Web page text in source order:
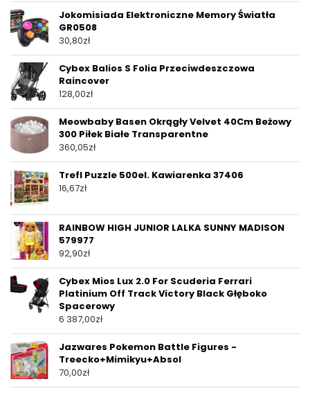
Jokomisiada Elektroniczne Memory Światła
GR0508
30,80zł
Cybex Balios S Folia Przeciwdeszczowa
Raincover
128,00zł
Meowbaby Basen Okrągły Velvet 40Cm Beżowy
300 Piłek Białe Transparentne
360,05zł
Trefl Puzzle 500el. Kawiarenka 37406
16,67zł
RAINBOW HIGH JUNIOR LALKA SUNNY MADISON
579977
92,90zł
Cybex Mios Lux 2.0 For Scuderia Ferrari
Platinium Off Track Victory Black Głęboko
Spacerowy
6 387,00zł
Jazwares Pokemon Battle Figures -
Treecko+Mimikyu+Absol
70,00zł